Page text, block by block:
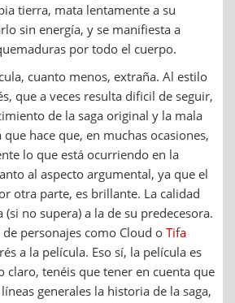
tierra, mata lentamente a su
sin energía, y se manifiesta a
por todo el cuerpo.
cuanto menos, extraña. Al estilo
que a veces resulta dificil de seguir,
de la saga original y la mala
hace que, en muchas ocasiones,
lo que está ocurriendo en la
al aspecto argumental, ya que el
otra parte, es brillante. La calidad
no supera) a la de su predecesora.
personajes como Cloud o Tifa
a la película. Eso sí, la película es
claro, tenéis que tener en cuenta que
generales la historia de la saga,